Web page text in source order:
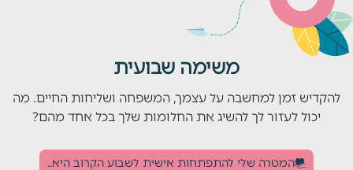
משימה שבועית
להקדיש זמן למחשבה על עצמך, המשפחה ושליחות החיים. מה
יכול לעזור לך להשיג את החלומות שלך בכל אחד מהם?
המטרה שלי להתפתחות אישית לשבוע הקרוב היא..